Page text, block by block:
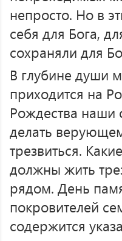
непросто. Но в
себя для Бога,
сохраняли для
В глубине души
приходится на
Рождества наши
делать
трезвиться.
должны жить
рядом. День
покровителей
содержится